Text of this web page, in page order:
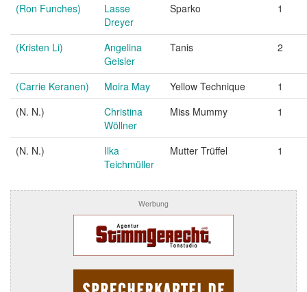
(Ron Funches)
Lasse
Dreyer
Sparko 1
(Kristen Li)
Angelina
Geisler
Tanis 2
(Carrie Keranen) Moira May Yellow Technique
1
(N. N.)
Christina
Wöllner
Miss Mummy 1
(N. N.)
Ilka
Teichmüller
Mutter Trüffel 1
Werbung